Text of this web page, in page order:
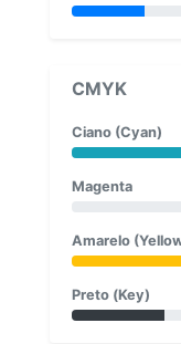
CMYK
Ciano (Cyan)
Magenta
Amarelo
Preto (Key)